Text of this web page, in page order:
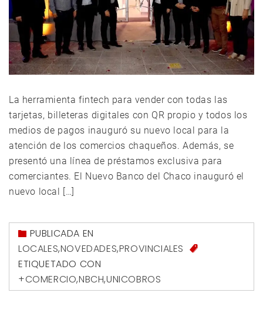
La herramienta fintech para vender con todas las
tarjetas, billeteras digitales con QR propio y todos los
medios de pagos inauguró su nuevo local para la
atención de los comercios chaqueños. Además, se
presentó una línea de préstamos exclusiva para
comerciantes. El Nuevo Banco del Chaco inauguró el
nuevo local […]
PUBLICADA EN
LOCALES,NOVEDADES,PROVINCIALES
ETIQUETADO CON
+COMERCIO,NBCH,UNICOBROS